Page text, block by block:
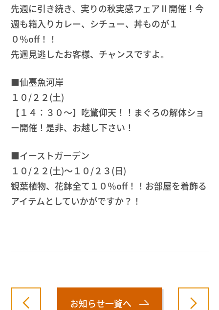
先週に引き続き、実りの秋実感フェアⅡ開催！今
週も箱入りカレー、シチュー、丼ものが１
０％off！！
先週見逃したお客様、チャンスですよ。
■仙臺魚河岸
１０/２２(土)
【１４：３０～】吃驚仰天！！まぐろの解体ショ
ー開催！是非、お越し下さい！
■イーストガーデン
１０/２２(土)～１０/２３(日)
観葉植物、花鉢全て１０％off！！お部屋を着飾る
アイテムとしていかがですか？！
お知らせ一覧へ